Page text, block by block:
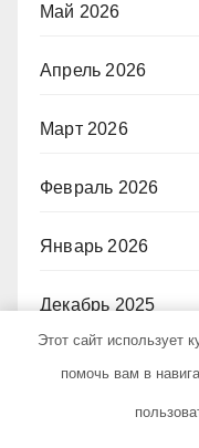
Май 2026
Апрель 2026
Март 2026
Февраль 2026
Январь 2026
Декабрь 2025
Этот сайт использует
помочь вам в